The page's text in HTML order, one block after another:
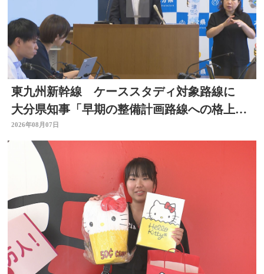
東九州新幹線 ケーススタディ対象路線に
大分県知事「早期の整備計画路線への格上げ
に期待」
2026年08月07日